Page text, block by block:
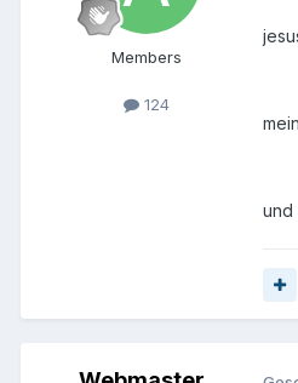
Members
124
und